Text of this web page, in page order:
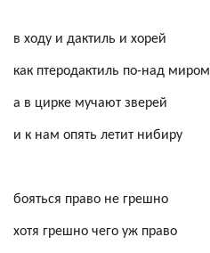
в ходу и дактиль и хорей
как птеродактиль по-над миром
а в цирке мучают зверей
и к нам опять летит нибиру
бояться право не грешно
хотя грешно чего уж право